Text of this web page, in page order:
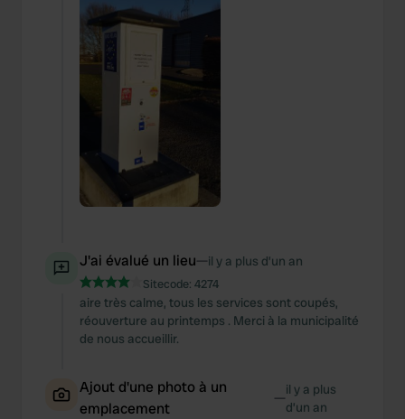
J'ai évalué un lieu—il y a plus d’un an
Sitecode: 4274
aire très calme, tous les services sont coupés,
réouverture au printemps . Merci à la municipalité
de nous accueillir.
Ajout d'une photo à un
emplacement
—il y a plus
d’un an